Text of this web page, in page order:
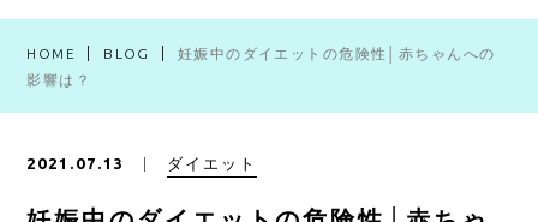
HOME BLOG
妊娠中のダイエットの危険性│赤ちゃんへの
影響は？
2021.07.13 ダイエット
ご予約はこちら